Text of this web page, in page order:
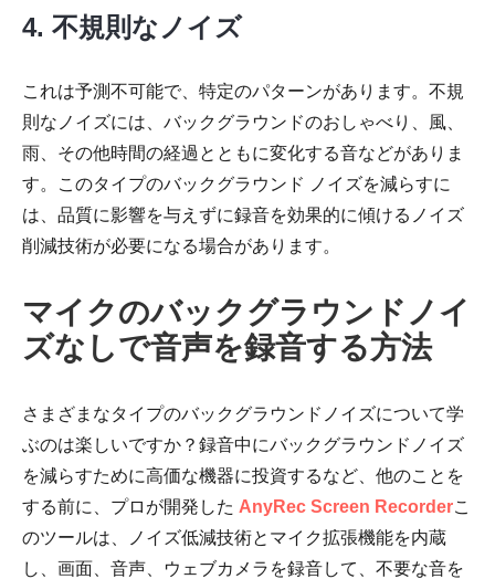
4. 不規則なノイズ
これは予測不可能で、特定のパターンがあります。不規
則なノイズには、バックグラウンドのおしゃべり、風、
雨、その他時間の経過とともに変化する音などがありま
す。このタイプのバックグラウンド ノイズを減らすに
は、品質に影響を与えずに録音を効果的に傾けるノイズ
削減技術が必要になる場合があります。
マイクのバックグラウンドノイ
ズなしで音声を録音する方法
さまざまなタイプのバックグラウンドノイズについて学
ぶのは楽しいですか？録音中にバックグラウンドノイズ
を減らすために高価な機器に投資するなど、他のことを
する前に、プロが開発した AnyRec Screen Recorderこ
のツールは、ノイズ低減技術とマイク拡張機能を内蔵
し、画面、音声、ウェブカメラを録音して、不要な音を